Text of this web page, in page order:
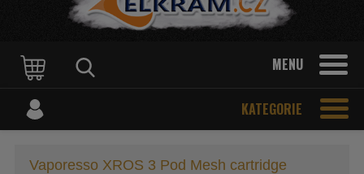
MENU
KATEGORIE
Vaporesso XROS 3 Pod Mesh cartridge